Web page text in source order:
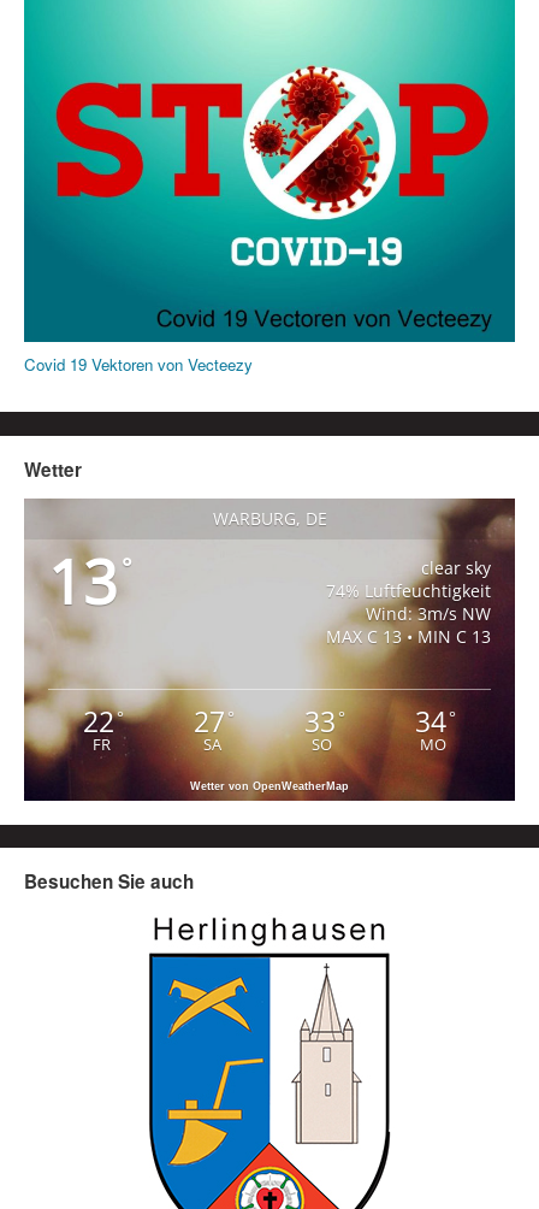
Covid 19 Vektoren von Vecteezy
Wetter
WARBURG, DE
13°
clear sky
74% Luftfeuchtigkeit
Wind: 3m/s NW
MAX C 13 • MIN C 13
22°
FR
27°
SA
33°
SO
34°
MO
Wetter von OpenWeatherMap
Besuchen Sie auch